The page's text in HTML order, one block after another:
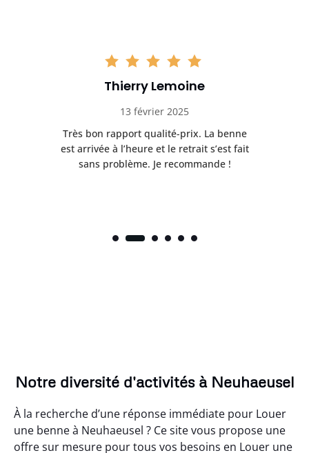
Thierry Lemoine
13 février 2025
Très bon rapport qualité-prix. La benne
est arrivée à l’heure et le retrait s’est fait
sans problème. Je recommande !
Notre diversité d'activités à Neuhaeusel
À la recherche d’une réponse immédiate pour Louer
une benne à Neuhaeusel ? Ce site vous propose une
offre sur mesure pour tous vos besoins en Louer une